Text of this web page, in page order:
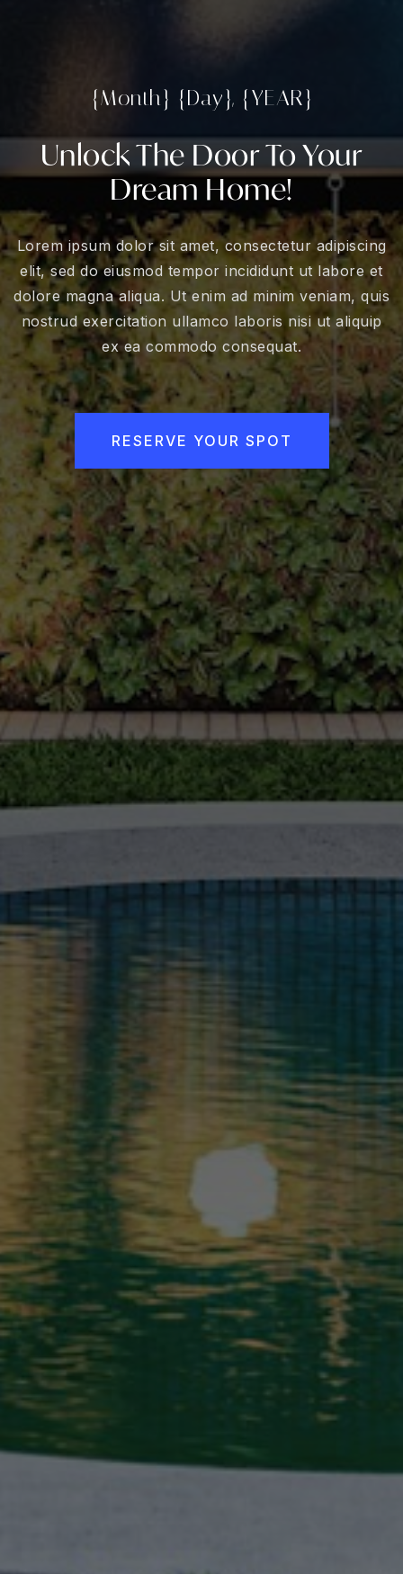
{Month} {Day}, {YEAR}
Unlock The Door To Your
Dream Home!
Lorem ipsum dolor sit amet, consectetur adipiscing
elit, sed do eiusmod tempor incididunt ut labore et
dolore magna aliqua. Ut enim ad minim veniam, quis
nostrud exercitation ullamco laboris nisi ut aliquip
ex ea commodo consequat.
RESERVE YOUR SPOT